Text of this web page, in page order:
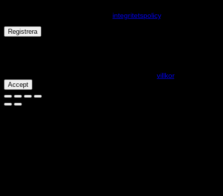
integritetspolicy.
Registrera
villkor.
Accept